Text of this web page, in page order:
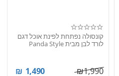
קונסולה נפתחת לפינת אוכל דגם
לורד לבן מבית Panda Style
1,990
₪
1,490
₪